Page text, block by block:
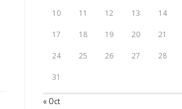
10 11 12 13 14
17 18 19 20 21
24 25 26 27 28
31
« Oct